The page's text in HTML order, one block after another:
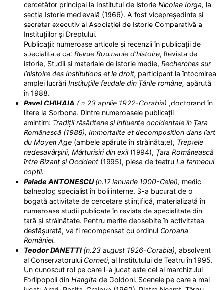
cercetător principal la Institutul de Istorie Nicolae Iorga, la
secția Istorie medievală (1966). A fost vicepreședinte și
secretar executiv al Asociației de Istorie Comparativă a
Instituțiilor și Dreptului.
Publicații: numeroase articole și recenzii în publicații de
specialitate ca: Revue Roumanie d’histoire, Revista de
istorie, Studii și materiale de istorie medie, Recherches sur
l’histoire des Institutions et le droit, participant la întocmirea
amplei lucrări Instituțiile feudale din Țările române, apărută
în 1988.
Pavel CHIHAIA ( n.23 aprilie 1922-Corabia) ,doctorand în
litere la Sorbona. Dintre numeroasele publicații
amintim: Tradiții răsăritene și influente occidentale în Țara
Românescă (1988), Immortalite et decomposition dans l’art
du Moyen Age (ambele apărute în străinătate), Treptele
nedesavârșirii, Mărturisiri din exil(1994), Țara Românească
între Bizanț și Occident (1995), piesa de teatru La farmecul
nopții.
Palade ANTONESCU(n.17 ianuarie 1900-Celei), medic
balneolog specialist în boli interne. S-a bucurat de o
bogată activitate de cercetare științifică, materializată în
numeroase studii publicate în reviste de specialitate din
țară și străinătate. Pentru merite deosebite în activitatea
desfășurată, va fi recompensat cu ordinul Coroana
României.
Teodor DANETTI (n.23 august 1926-Corabia), absolvent
al Conservatorului Corneti, al Institutului de Teatru în 1995.
Un cunoscut rol pe care l-a jucat este cel al marchizului
Forlipopoli din Hangița de Goldoni. Scenele pe care a mai